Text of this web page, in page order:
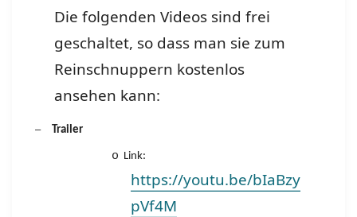
Die folgenden Videos sind frei
geschaltet, so dass man sie zum
Reinschnuppern kostenlos
ansehen kann:
– Trailer
o Link:
https://youtu.be/bIaBzy
pVf4M